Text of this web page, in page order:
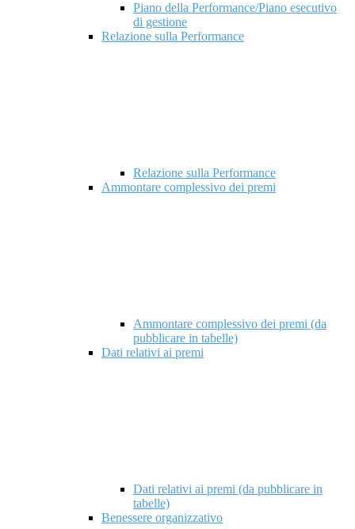
Piano della Performance/Piano esecutivo
di gestione
Relazione sulla Performance
Relazione sulla Performance
Ammontare complessivo dei premi
Ammontare complessivo dei premi (da
pubblicare in tabelle)
Dati relativi ai premi
Dati relativi ai premi (da pubblicare in
tabelle)
Benessere organizzativo